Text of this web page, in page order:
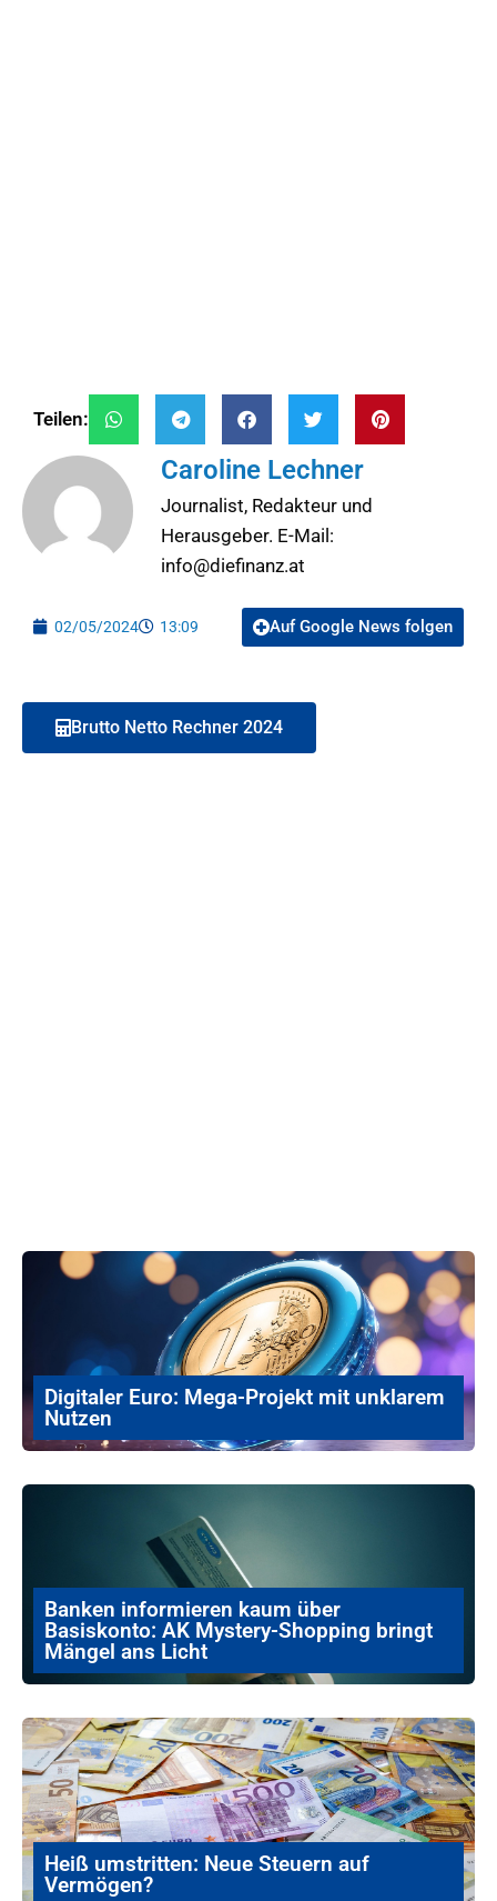
Teilen:
Caroline Lechner
Journalist, Redakteur und
Herausgeber. E-Mail:
info@diefinanz.at
02/05/2024 13:09 Auf Google News folgen
Brutto Netto Rechner 2024
Digitaler Euro: Mega-Projekt mit unklarem
Nutzen
Banken informieren kaum über
Basiskonto: AK Mystery-Shopping bringt
Mängel ans Licht
Heiß umstritten: Neue Steuern auf
Vermögen?